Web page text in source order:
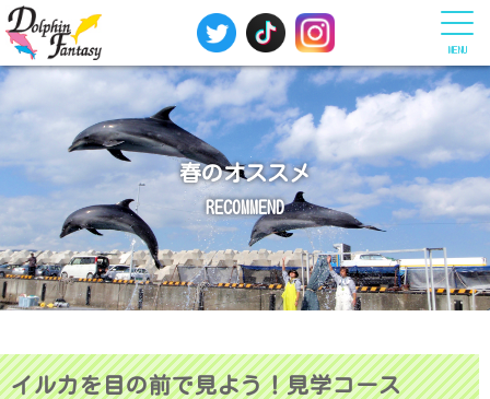
MENU
春のオススメ
RECOMMEND
イルカを目の前で見よう！見学コース